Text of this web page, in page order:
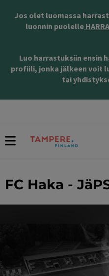
Jos olet luomassa
luonnin puolelle
Luo harrastuksiin ensin
profiili, jonka jälkeen voit
tai
FC Haka -